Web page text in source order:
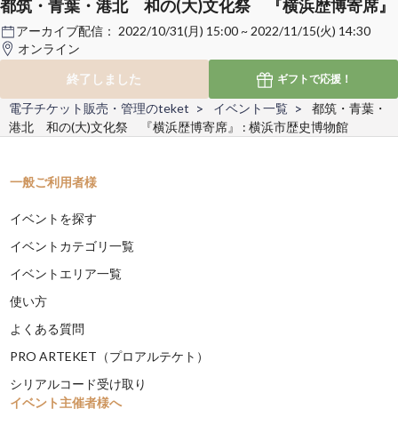
都筑・青葉・港北 和の(大)文化祭 『横浜歴博寄席』
アーカイブ配信： 2022/10/31(月) 15:00 ~ 2022/11/15(火) 14:30
オンライン
終了しました
ギフトで応援！
電子チケット販売・管理のteket イベント一覧
都筑・青葉・
港北 和の(大)文化祭 『横浜歴博寄席』 : 横浜市歴史博物館
一般ご利用者様
イベントを探す
イベントカテゴリ一覧
イベントエリア一覧
使い方
よくある質問
PRO ARTEKET（プロアルテケト）
シリアルコード受け取り
イベント主催者様へ